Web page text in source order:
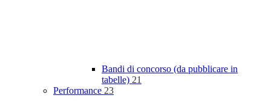
Bandi di concorso (da pubblicare in
tabelle) 21
Performance 23